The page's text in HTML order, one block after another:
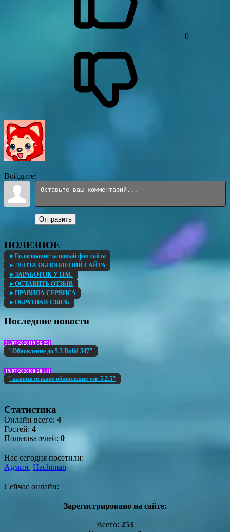
0
Войдите:
Отправить
ПОЛЕЗНОЕ
►Голосование за новый фон сайта
►ЛЕНТА ОБНОВЛЕНИЙ САЙТА
►ЗАРАБОТОК У НАС
►ОСТАВИТЬ ОТЗЫВ
►ПРАВИЛА СЕРВИСА
►ОБРАТНАЯ СВЯЗЬ
Последние новости
31/07/2026[19:56:25]
"Обновление до 5.3 Build 547"
19/07/2026[08:28:14]
"накопительное обновление ver. 5.2.5"
Статистика
Онлайн всего: 4
Гостей: 4
Пользователей: 0
Нас сегодня посетили:
Админ, Hachiman
Сейчас онлайн:
Зарегистрировано на сайте:
Всего: 253